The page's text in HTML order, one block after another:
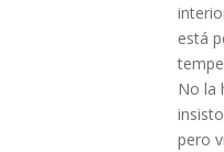
está
No la
pero